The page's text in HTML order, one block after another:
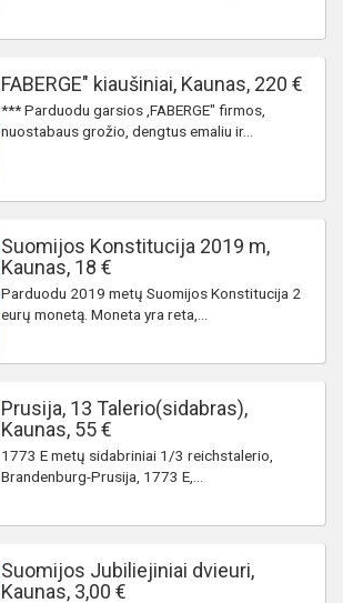
FABERGE" kiaušiniai, Kaunas, 220 €
*** Parduodu garsios ,FABERGE" firmos,
nuostabaus grožio, dengtus emaliu ir...
Suomijos Konstitucija 2019 m,
Kaunas, 18 €
Parduodu 2019 metų Suomijos Konstitucija 2
eurų monetą. Moneta yra reta,...
Prusija, 13 Talerio(sidabras),
Kaunas, 55 €
1773 E metų sidabriniai 1/3 reichstalerio,
Brandenburg-Prusija, 1773 E,...
Suomijos Jubiliejiniai dvieuri,
Kaunas, 3,00 €